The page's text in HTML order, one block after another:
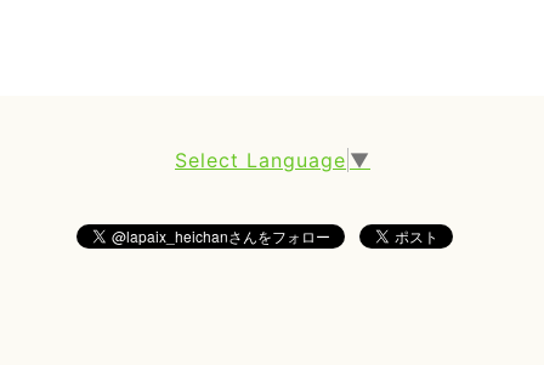
Select Language ▼